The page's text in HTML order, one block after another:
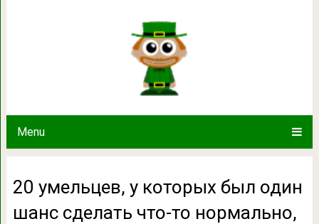
Menu
20 умельцев, у которых был один
но они и здесь умудрились
20 умельцев, у которых был один
шанс сделать что-то нормально,